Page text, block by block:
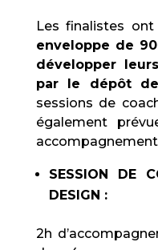
Les finalistes
enveloppe de
développer
par le dépôt
sessions de
également
accompagnement
SESSION DE
DESIGN :
2h